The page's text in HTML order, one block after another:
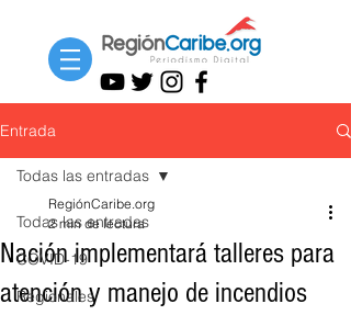
Entrada
Todas las entradas
COVID-19
Regionales
Todas las entradas
Nación implementará talleres para
atención y manejo de incendios
RegiónCaribe.org
2 min de lectura